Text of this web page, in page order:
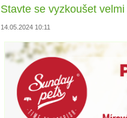
Stavte se vyzkoušet
14.05.2024 10:11